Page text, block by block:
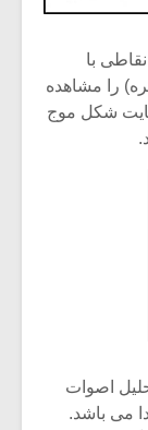
با
را مشاهده
شکل موج
اصوات
می باشد.